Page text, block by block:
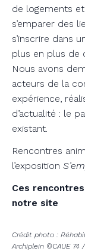
de logements et
s’emparer des
s’inscrire dans
plus en plus de
Nous avons
acteurs de la
expérience,
d’actualité : le
existant.
Rencontres
l’exposition
Ces
notre site
Crédit photo :
Archiplein ©CAUE 74